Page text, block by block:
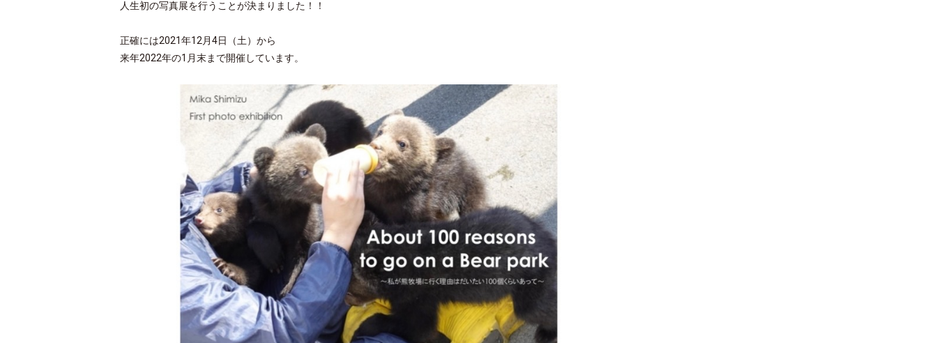
人生初の写真展を行うことが決まりました！！
正確には2021年12月4日（土）から
来年2022年の1月末まで開催しています。